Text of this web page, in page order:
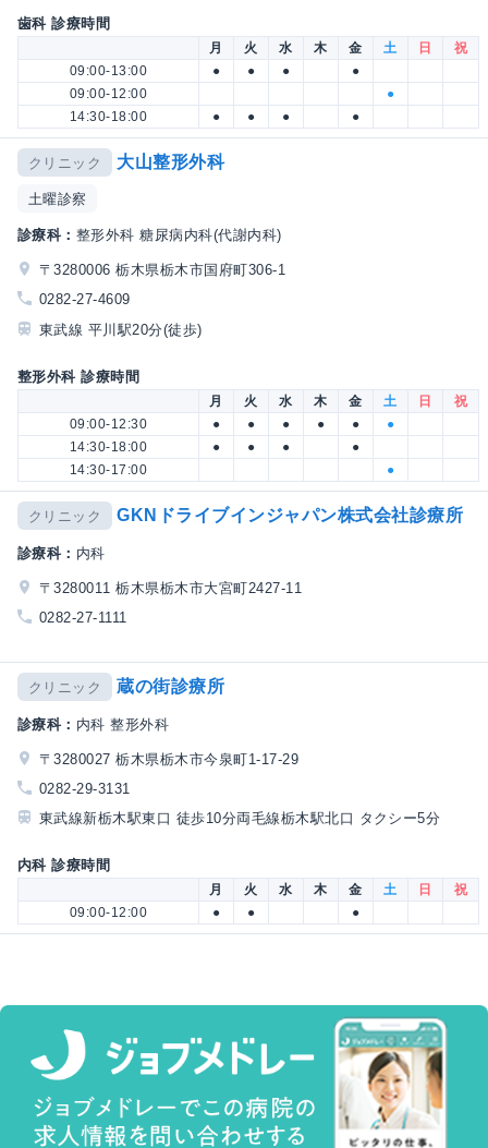
歯科 診療時間
月 火 水 木 金 土 日
祝
09:00-13:00
● ● ●
●
09:00-12:00
●
14:30-18:00
● ● ● ●
クリニック 大山整形外科
土曜診察
診療科： 整形外科 糖尿病内科(代謝内科)
〒3280006 栃木県栃木市国府町306-1
0282-27-4609
東武線 平川駅20分(徒歩)
整形外科 診療時間
月 火 水 木 金 土 日
祝
09:00-12:30
● ● ● ● ●
●
14:30-18:00
● ● ●
●
14:30-17:00
●
クリニック GKNドライブインジャパン株式会社診療所
診療科： 内科
〒3280011 栃木県栃木市大宮町2427-11
0282-27-1111
クリニック 蔵の街診療所
診療科： 内科 整形外科
〒3280027 栃木県栃木市今泉町1-17-29
0282-29-3131
東武線新栃木駅東口 徒歩10分両毛線栃木駅北口 タクシー5分
内科 診療時間
月 火 水 木 金 土 日
祝
09:00-12:00
● ● ●